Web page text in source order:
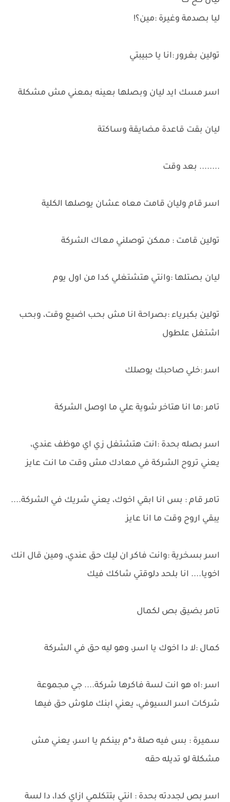
ليا بصدمة وغيرة :مين؟!
تولين بغرور :انا يا حبيبتي
اسر مسك ايد ليان وبصلها بعينه بمعني مش مشكلة
ليان بقت قاعدة مضايقة وساكتة
........ بعد وقت
اسر قام وليان قامت معاه عشان يوصلها الكلية
تولين قامت : ممكن توصلني معاك الشركة
ليان بصتلها :وانتي هتشتغلي كدا من اول يوم
تولين بكبرياء :بصراحة انا مش بحب اضيع وقت، وبحب
اشتغل علطول
اسر :خلي صاحبك يوصلك
تامر :ما انا هتاخر شوية علي ما اوصل الشركة
اسر بصله بحدة :انت هتشتغل زي اي موظف عندي،
يعني تروح الشركة في معادك مش وقت ما انت عايز
تامر قام : بس انا ابقي اخوك، يعني شريك في الشركة....
يبقي اروح وقت ما انا عايز
اسر بسخرية :وانت فاكر ان ليك حق عندي، ومين قال انك
اخويا.... انا بلحد دلوقتي شاكك فيك
تامر بضيق بص لكمال
كمال :لا دا اخوك يا اسر، وهو ليه حق في الشركة
اسر :اه هو انت لسة فاكرها شركة.... جي مجموعة
شركات اسر السيوفي، يعني ابنك ملوش حق فيها
سميرة : بس فيه صلة د*م بينكم يا اسر، يعني مش
مشكلة لو تديله حقه
اسر بص لجددته بحدة : انتي بتتكلمي ازاي كدا، دا لسة